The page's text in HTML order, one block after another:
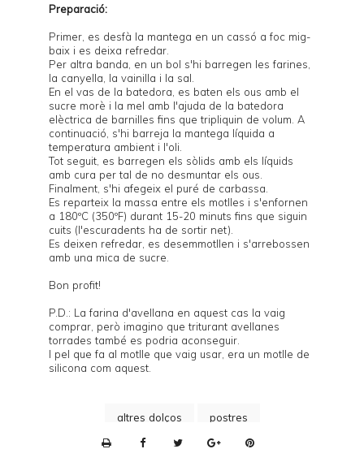
Preparació:
Primer, es desfà la mantega en un cassó a foc mig-
baix i es deixa refredar.
Per altra banda, en un bol s'hi barregen les farines,
la canyella, la vainilla i la sal.
En el vas de la batedora, es baten els ous amb el
sucre morè i la mel amb l'ajuda de la batedora
elèctrica de barnilles fins que tripliquin de volum. A
continuació, s'hi barreja la mantega líquida a
temperatura ambient i l'oli.
Tot seguit, es barregen els sòlids amb els líquids
amb cura per tal de no desmuntar els ous.
Finalment, s'hi afegeix el puré de carbassa.
Es reparteix la massa entre els motlles i s'enfornen
a 180ºC (350ºF) durant 15-20 minuts fins que siguin
cuits (l'escuradents ha de sortir net).
Es deixen refredar, es desemmotllen i s'arrebossen
amb una mica de sucre.
Bon profit!
P.D.: La farina d'avellana en aquest cas la vaig
comprar, però imagino que triturant avellanes
torrades també es podria aconseguir.
I pel que fa al motlle que vaig usar, era un motlle de
silicona com aquest
altres dolços
postres